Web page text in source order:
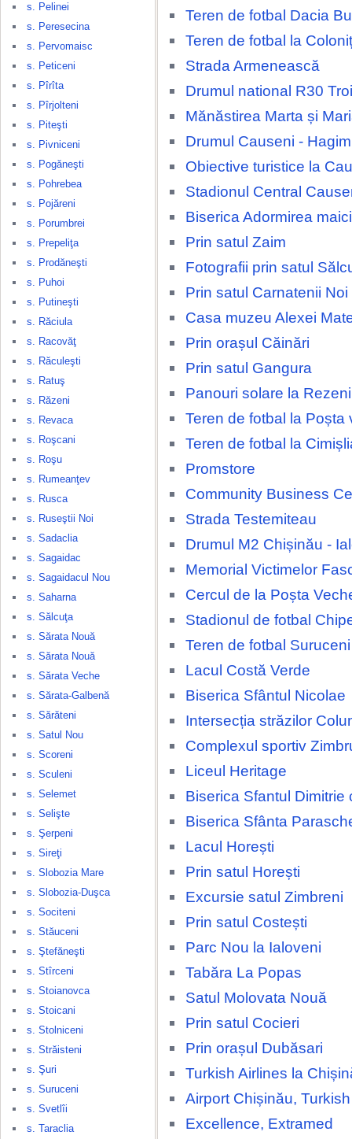
s. Pelinei
s. Peresecina
s. Pervomaisc
s. Peticeni
s. Pîrîta
s. Pîrjolteni
s. Piteşti
s. Pivniceni
s. Pogăneşti
s. Pohrebea
s. Pojăreni
s. Porumbrei
s. Prepeliţa
s. Prodăneşti
s. Puhoi
s. Putineşti
s. Răciula
s. Racovăţ
s. Răculeşti
s. Ratuş
s. Răzeni
s. Revaca
s. Roşcani
s. Roşu
s. Rumeanţev
s. Rusca
s. Ruseştii Noi
s. Sadaclia
s. Sagaidac
s. Sagaidacul Nou
s. Saharna
s. Sălcuţa
s. Sărata Nouă
s. Sărata Nouă
s. Sărata Veche
s. Sărata-Galbenă
s. Sărăteni
s. Satul Nou
s. Scoreni
s. Sculeni
s. Selemet
s. Selişte
s. Şerpeni
s. Sireţi
s. Slobozia Mare
s. Slobozia-Duşca
s. Sociteni
s. Stăuceni
s. Ştefăneşti
s. Stîrceni
s. Stoianovca
s. Stoicani
s. Stolniceni
s. Străisteni
s. Şuri
s. Suruceni
s. Svetlîi
s. Taraclia
Teren de fotbal Dacia
Teren de fotbal la
Strada Armenească
Drumul national R30
Mănăstirea Marta și
Drumul Causeni -
Obiective turistice la
Stadionul Central
Biserica Adormirea
Prin satul Zaim
Fotografii prin satul
Prin satul Carnatenii Noi
Casa muzeu Alexei
Prin orașul Căinări
Prin satul Gangura
Panouri solare la Rezeni
Teren de fotbal la Poșta
Teren de fotbal la
Promstore
Community Business
Strada Testemiteau
Drumul M2 Chișinău -
Memorial Victimelor
Cercul de la Poșta
Stadionul de fotbal
Teren de fotbal Suruceni
Lacul Costă Verde
Biserica Sfântul Nicolae
Intersecția străzilor
Complexul sportiv
Liceul Heritage
Biserica Sfantul Dimitrie
Biserica Sfânta
Lacul Horești
Prin satul Horești
Excursie satul Zimbreni
Prin satul Costești
Parc Nou la Ialoveni
Tabăra La Popas
Satul Molovata Nouă
Prin satul Cocieri
Prin orașul Dubăsari
Turkish Airlines la
Airport Chișinău,
Excellence, Extramed